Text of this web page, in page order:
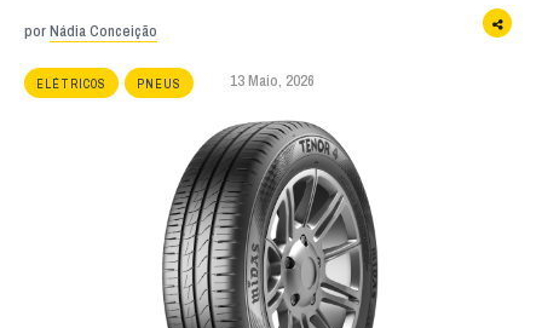
porNádia Conceição
ELÉTRICOS PNEUS 13 Maio, 2026